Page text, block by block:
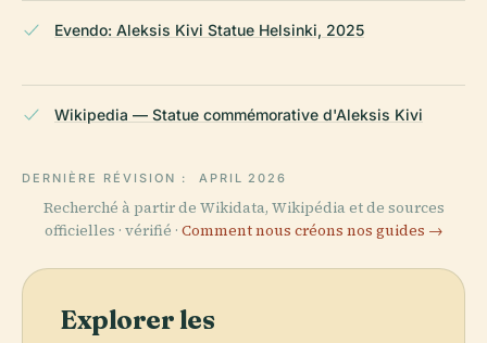
Evendo: Aleksis Kivi Statue Helsinki, 2025
Wikipedia — Statue commémorative d'Aleksis Kivi
DERNIÈRE RÉVISION : APRIL 2026
Recherché à partir de Wikidata, Wikipédia et de sources
officielles · vérifié · Comment nous créons nos guides →
Explorer les